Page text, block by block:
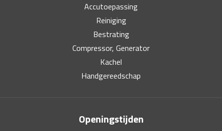
Accutoepassing
Reiniging
Bestrating
Compressor, Generator
Kachel
Handgereedschap
Openingstijden